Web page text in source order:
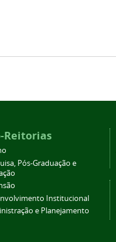
Reitorias
Pós-Graduação e
Institucional
e Planejamento